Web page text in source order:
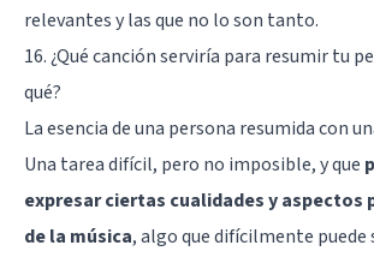
relevantes y las que no lo son tanto.
16. ¿Qué canción serviría para resumir tu
qué?
La esencia de una persona resumida con
Una tarea difícil, pero no imposible, y que
expresar ciertas cualidades y aspectos
de la música, algo que difícilmente puede